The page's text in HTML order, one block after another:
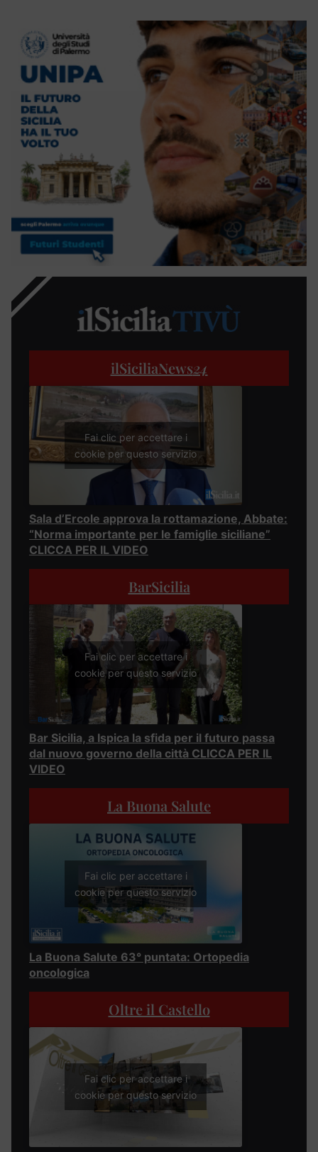
ilSiciliaNews24
Fai clic per accettare i
cookie per questo servizio
Sala d’Ercole approva la rottamazione, Abbate:
“Norma importante per le famiglie siciliane”
CLICCA PER IL VIDEO
BarSicilia
Fai clic per accettare i
cookie per questo servizio
Bar Sicilia, a Ispica la sfida per il futuro passa
dal nuovo governo della città CLICCA PER IL
VIDEO
La Buona Salute
Fai clic per accettare i
cookie per questo servizio
La Buona Salute 63° puntata: Ortopedia
oncologica
Oltre il Castello
Fai clic per accettare i
cookie per questo servizio